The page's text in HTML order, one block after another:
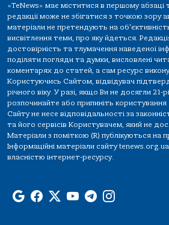
«TeNews» має міститися в першому абзаці
редакції може не збігатися з точкою зору
матеріали не претендують на
висвітлення теми, про яку йдеться.
достовірність та тлумачення наведеної
поділяти погляди та думки, висловлені
коментарях до статей, а сам ресурс
Користуючись Сайтом, відвідувач
річного віку. У разі, якщо Ви не досягли 21-
розпочинайте або припиніть
Сайту не несе відповідальності за
та його сервісів Користувачем, який не
Матеріали з поміткою (R) публікуються на
Інформаційні матеріали сайту
власністю інтернет-ресурсу.